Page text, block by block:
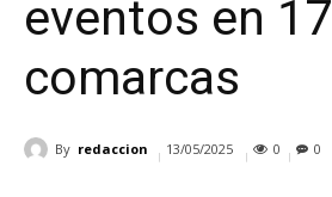
eventos en 17
comarcas
By redaccion 13/05/2025 0 0